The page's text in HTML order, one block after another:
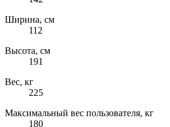
Ширина, см
112
Высота, см
191
Вес, кг
225
Максимальный вес пользователя, кг
180